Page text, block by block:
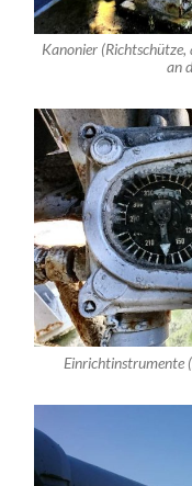
Kanonier
an
Einrichtinstrumente